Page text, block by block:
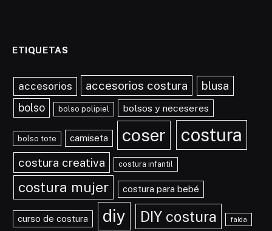
ETIQUETAS
accesorios accesorios costura blusa
bolso bolso polipiel bolsos y neceseres
bolso tote camiseta coser costura
costura creativa costura infantil
costura mujer costura para bebé
curso de costura diy DIY costura falda